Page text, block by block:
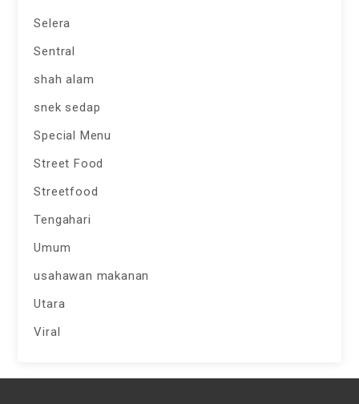
Selera
Sentral
shah alam
snek sedap
Special Menu
Street Food
Streetfood
Tengahari
Umum
usahawan makanan
Utara
Viral